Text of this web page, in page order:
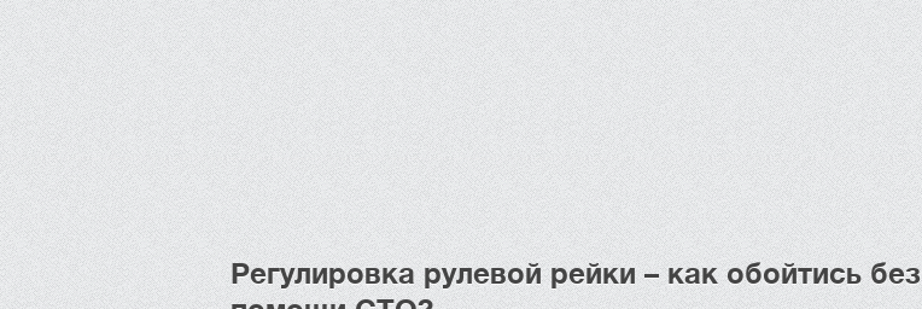
Регулировка рулевой рейки – как обойтись без